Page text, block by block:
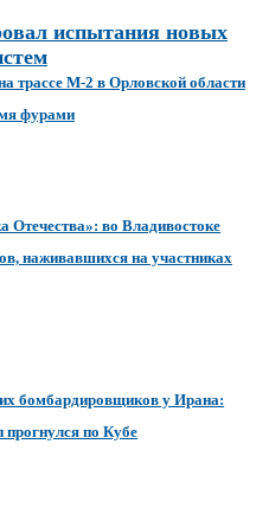
испытания новых
трассе М-2 в Орловской области
фурами
Отечества»: во Владивостоке
наживавшихся на участниках
бомбардировщиков у Ирана:
по Кубе